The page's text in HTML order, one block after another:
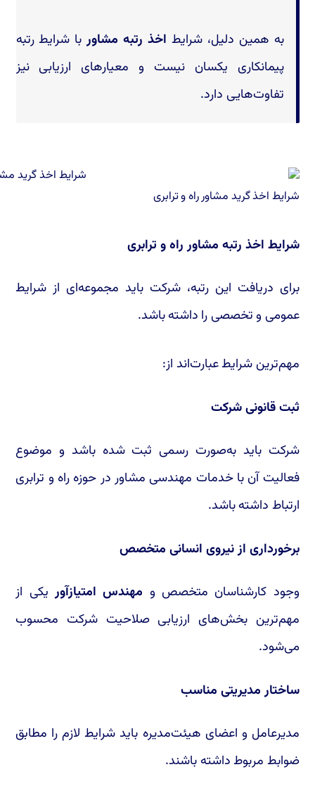
به همین دلیل، شرایط اخذ رتبه مشاوربا شرایط رتبه
پیمانکاری یکسان نیست و معیارهای ارزیابی نیز
تفاوت‌هایی دارد.
شرایط اخذ گرید مشاور راه و ترابری
شرایط اخذ رتبه مشاور راه و ترابری
برای دریافت این رتبه، شرکت باید مجموعه‌ای از شرایط
عمومی و تخصصی را داشته باشد.
مهم‌ترین شرایط عبارت‌اند از:
ثبت قانونی شرکت
شرکت باید به‌صورت رسمی ثبت شده باشد و موضوع
فعالیت آن با خدمات مهندسی مشاور در حوزه راه و ترابری
ارتباط داشته باشد.
برخورداری از نیروی انسانی متخصص
وجود کارشناسان متخصص و مهندس امتیازآوریکی از
مهم‌ترین بخش‌های ارزیابی صلاحیت شرکت محسوب
می‌شود.
ساختار مدیریتی مناسب
مدیرعامل و اعضای هیئت‌مدیره باید شرایط لازم را مطابق
ضوابط مربوط داشته باشند.